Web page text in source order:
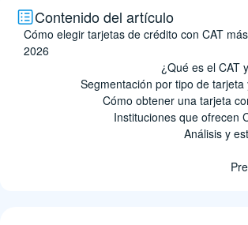
Contenido del artículo
Cómo elegir tarjetas de crédito con CAT
2026
¿Qué es el CAT
Segmentación por tipo de tarjeta
Cómo obtener una tarjeta
Instituciones que ofrecen
Análisis y